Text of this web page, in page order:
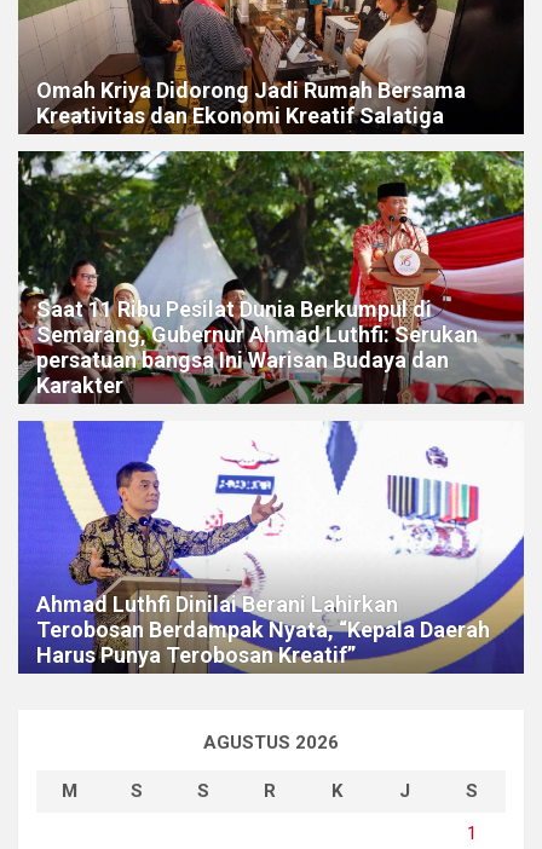
Omah Kriya Didorong Jadi Rumah Bersama
Kreativitas dan Ekonomi Kreatif Salatiga
Saat 11 Ribu Pesilat Dunia Berkumpul di
Semarang, Gubernur Ahmad Luthfi: Serukan
persatuan bangsa Ini Warisan Budaya dan
Karakter
Ahmad Luthfi Dinilai Berani Lahirkan
Terobosan Berdampak Nyata, “Kepala Daerah
Harus Punya Terobosan Kreatif”
AGUSTUS 2026
M S S R K J
S
1